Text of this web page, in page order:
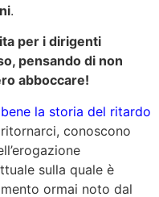
.
per i dirigenti
pensando di non
abboccare!
bene la storia del ritardo
conoscono
sulla quale è
ormai noto dal